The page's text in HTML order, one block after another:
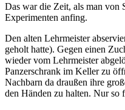
Das war die Zeit, als man von
Experimenten anfing.
Den alten Lehrmeister
geholt hatte). Gegen einen
wieder vom Lehrmeister
Panzerschrank im Keller zu
Nachbarn da draußen ihre
den Händen zu halten. Nur